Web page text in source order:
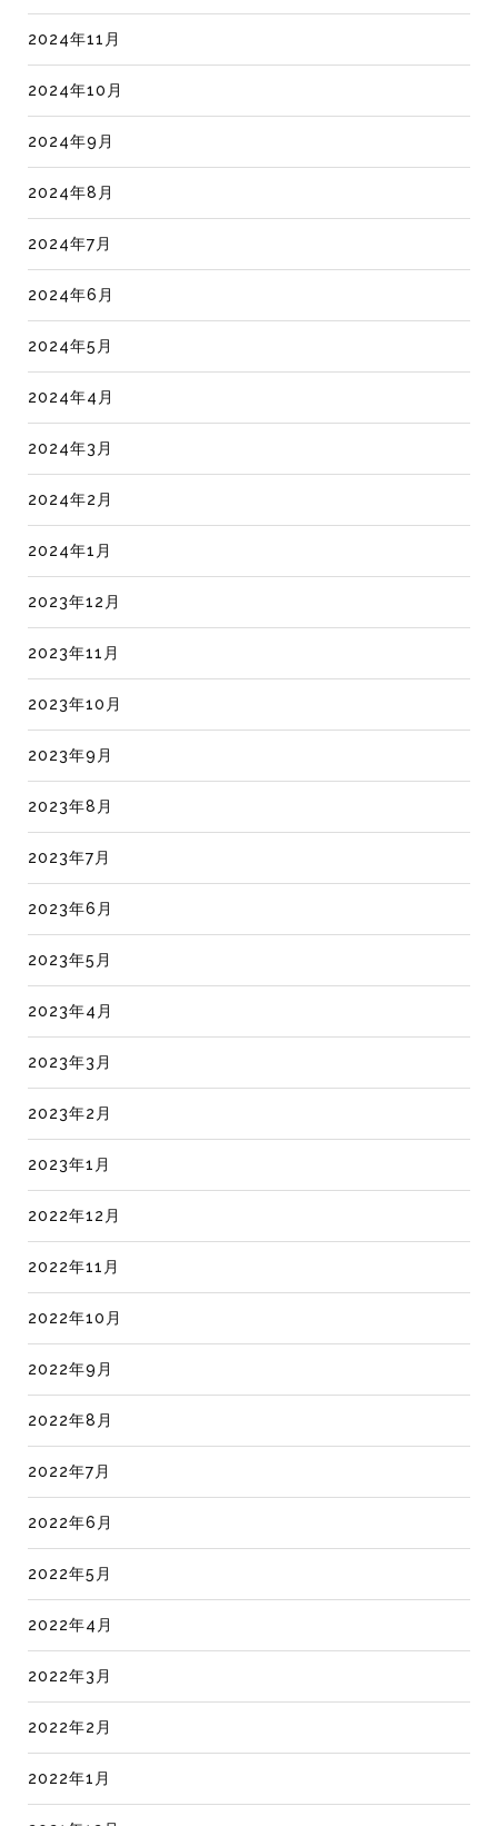
2024年11月
2024年10月
2024年9月
2024年8月
2024年7月
2024年6月
2024年5月
2024年4月
2024年3月
2024年2月
2024年1月
2023年12月
2023年11月
2023年10月
2023年9月
2023年8月
2023年7月
2023年6月
2023年5月
2023年4月
2023年3月
2023年2月
2023年1月
2022年12月
2022年11月
2022年10月
2022年9月
2022年8月
2022年7月
2022年6月
2022年5月
2022年4月
2022年3月
2022年2月
2022年1月